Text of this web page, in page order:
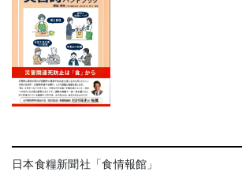
日本食糧新聞社「食情報館」